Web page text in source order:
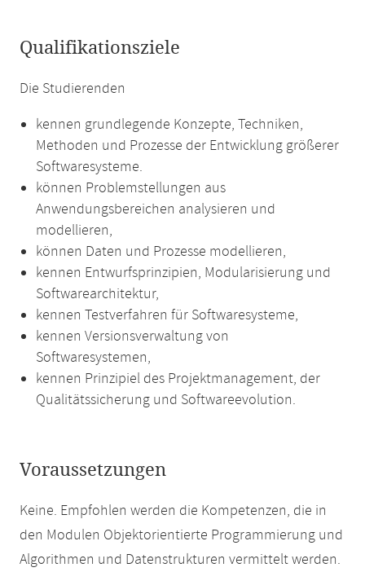
Qualifikationsziele
Die Studierenden
kennen grundlegende Konzepte, Techniken,
Methoden und Prozesse der Entwicklung größerer
Softwaresysteme.
können Problemstellungen aus
Anwendungsbereichen analysieren und
modellieren,
können Daten und Prozesse modellieren,
kennen Entwurfsprinzipien, Modularisierung und
Softwarearchitektur,
kennen Testverfahren für Softwaresysteme,
kennen Versionsverwaltung von
Softwaresystemen,
kennen Prinzipiel des Projektmanagement, der
Qualitätssicherung und Softwareevolution.
Voraussetzungen
Keine. Empfohlen werden die Kompetenzen, die in
den Modulen Objektorientierte Programmierung und
Algorithmen und Datenstrukturen vermittelt werden.